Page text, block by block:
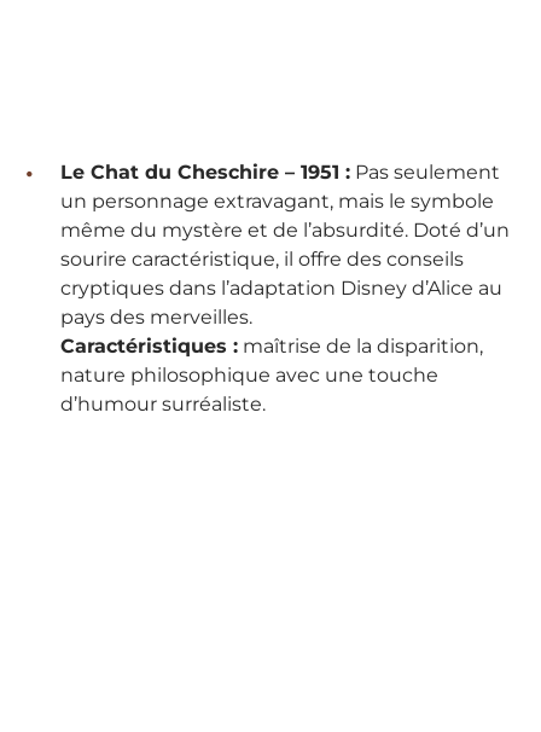
Le Chat du Cheschire – 1951 : Pas seulement
un personnage extravagant, mais le symbole
même du mystère et de l’absurdité. Doté d’un
sourire caractéristique, il offre des conseils
cryptiques dans l’adaptation Disney d’Alice au
pays des merveilles.
Caractéristiques : maîtrise de la disparition,
nature philosophique avec une touche
d’humour surréaliste.